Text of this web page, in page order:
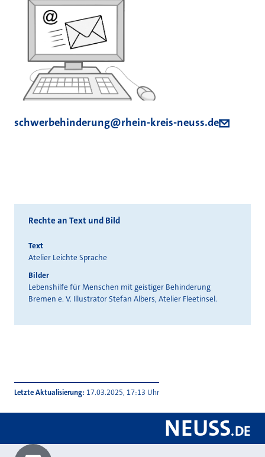
schwerbehinderung@rhein-kreis-neuss.de
Rechte an Text und Bild
Text
Atelier Leichte Sprache
Bilder
Lebenshilfe für Menschen mit geistiger Behinderung
Bremen e. V. Illustrator Stefan Albers, Atelier Fleetinsel.
Letzte Aktualisierung 17.03.2025, 17:13 Uhr
NEUSS.DE